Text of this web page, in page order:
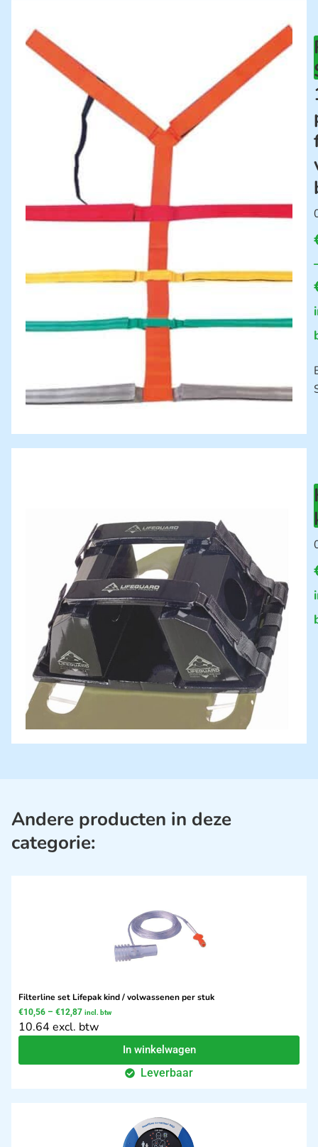
Andere producten in deze
categorie:
Filterline set Lifepak kind / volwassenen per stuk
€10,56 – €12,87 incl. btw
10.64 excl. btw
In winkelwagen
Leverbaar